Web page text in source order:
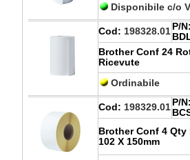
Disponibile c/o
Cod: 198328.01 P/
Brother Conf 24
Ricevute
Ordinabile
Cod: 198329.01 P/
Brother Conf 4
102 X 150mm